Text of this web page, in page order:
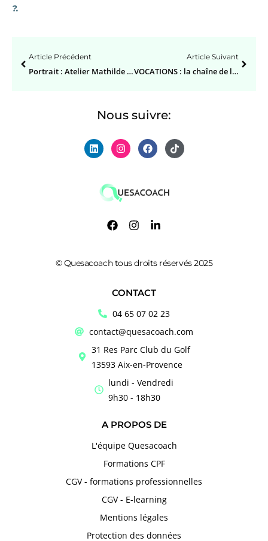
?.
Article Précédent
Portrait : Atelier Mathilde Louise, notre formatrice déco
Article Suivant
VOCATIONS : la chaîne de la reconversion
Nous suivre:
© Quesacoach tous droits réservés 2025
CONTACT
04 65 07 02 23
contact@quesacoach.com
31 Res Parc Club du Golf
13593 Aix-en-Provence
lundi - Vendredi
9h30 - 18h30
A PROPOS DE
L'équipe Quesacoach
Formations CPF
CGV - formations professionnelles
CGV - E-learning
Mentions légales
Protection des données